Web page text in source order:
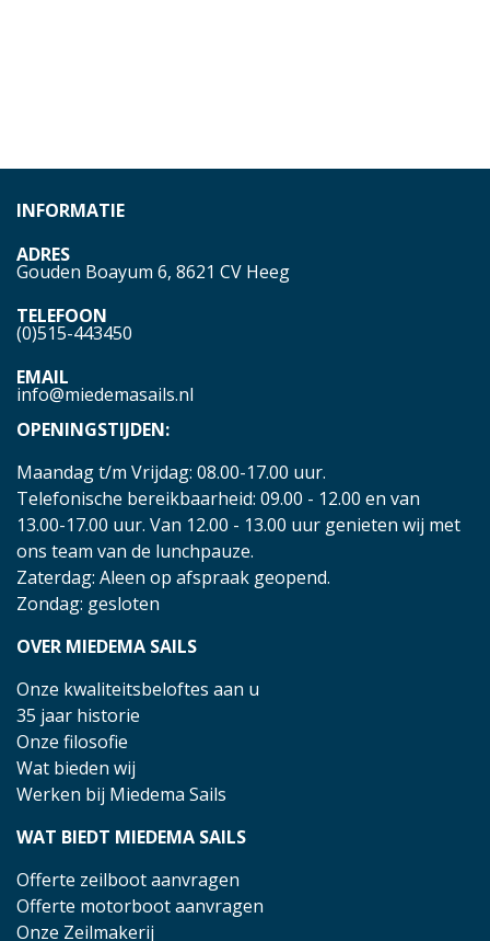
INFORMATIE
ADRES
Gouden Boayum 6, 8621 CV Heeg
TELEFOON
(0)515-443450
EMAIL
info@miedemasails.nl
OPENINGSTIJDEN:
Maandag t/m Vrijdag: 08.00-17.00 uur.
Telefonische bereikbaarheid: 09.00 - 12.00 en van
13.00-17.00 uur. Van 12.00 - 13.00 uur genieten wij met
ons team van de lunchpauze.
Zaterdag: Aleen op afspraak geopend.
Zondag: gesloten
OVER MIEDEMA SAILS
Onze kwaliteitsbeloftes aan u
35 jaar historie
Onze filosofie
Wat bieden wij
Werken bij Miedema Sails
WAT BIEDT MIEDEMA SAILS
Offerte zeilboot aanvragen
Offerte motorboot aanvragen
Onze Zeilmakerij